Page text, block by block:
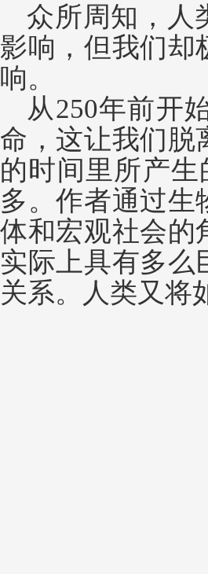
众所周知，人
影响，但我们却
响。
从250年前开
命，这让我们脱
的时间里所产
多。作者通过生
体和宏观社会的
实际上具有多么
关系。人类又将